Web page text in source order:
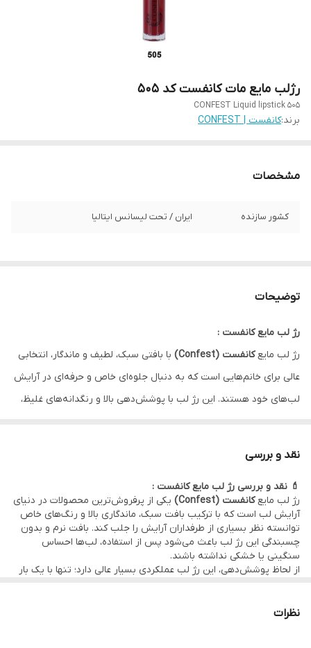
رژلب مایع مات کانفست کد 505
CONFEST Liquid lipstick 505
برند:کانفست | CONFEST
مشخصات
کشور سازنده ایران / تحت لیسانس ایتالیا
توضیحات
رژ لب مایع کانفست :
رژ لب مایعکانفست (Confest)
با بافتی سبک، لطیف و ماندگار، انتخابی
عالی برای خانم‌هایی است که به دنبال جلوه‌ای خاص و حرفه‌ای در آرایش
لب‌های خود هستند. این رژ لب با پوشش‌دهی بالا و رنگدانه‌های غلیظ،
📌 ویژگی‌ها:
ماندگاری بالا و بدون ترک‌خوردگی
رنگ‌های متنوع با جلوه مات و جذاب
فرمولاسیون سبک با حس لطافت روی لب
مناسب برای استفاده روزانه و حرفه‌ای
کانفست
نقد و بررسی
💄 نقد و بررسی رژ لب مایع کانفست :
رژ لب مایعکانفست (Confest)
یکی از پرفروش‌ترین محصولات در دنیای
آرایش لب است که با ترکیب بافت سبک، ماندگاری بالا و رنگ‌های خاص
توانسته نظر بسیاری از طرفداران آرایش را جلب کند. بافت نرم و بدون
چسبندگی این رژ لب باعث می‌شود پس از استفاده، لب‌ها احساس
سنگینی یا خشکی نداشته باشند.
از لحاظ پوشش‌دهی، این رژ لب عملکردی بسیار عالی دارد؛ تنها با یک بار
گزینه‌ای ایده‌آل باشد.
نظرات